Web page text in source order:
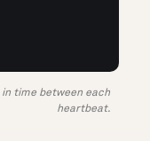
time between each
heartbeat.